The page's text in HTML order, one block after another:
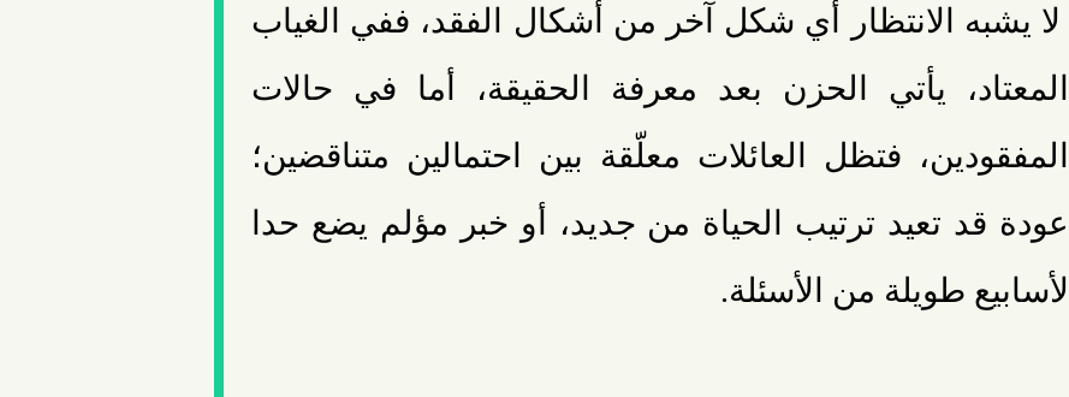
لا يشبه الانتظار أي شكل آخر من أشكال الفقد، ففي الغياب
المعتاد، يأتي الحزن بعد معرفة الحقيقة، أما في حالات
المفقودين، فتظل العائلات معلّقة بين احتمالين متناقضين؛
عودة قد تعيد ترتيب الحياة من جديد، أو خبر مؤلم يضع حدا
لأسابيع طويلة من الأسئلة.